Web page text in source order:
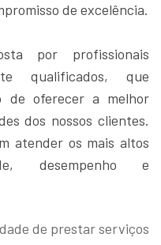
de excelência.
por profissionais
qualificados, que
de oferecer a melhor
dos nossos clientes.
atender os mais altos
desempenho e
de prestar serviços